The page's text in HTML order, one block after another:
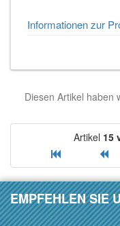
Informationen zur
Diesen Artikel haben
Artikel 15
EMPFEHLEN SIE